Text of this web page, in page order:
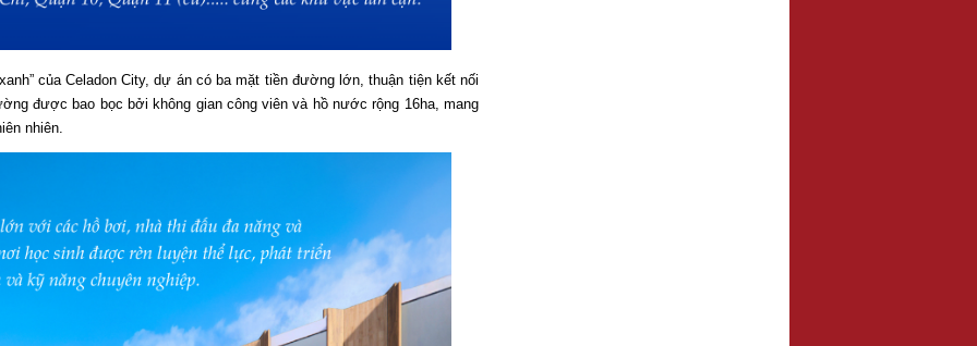
của Celadon City, dự án có ba mặt tiền đường lớn, thuận tiện kết nối
được bao bọc bởi không gian công viên và hồ nước rộng 16ha, mang
nhiên.